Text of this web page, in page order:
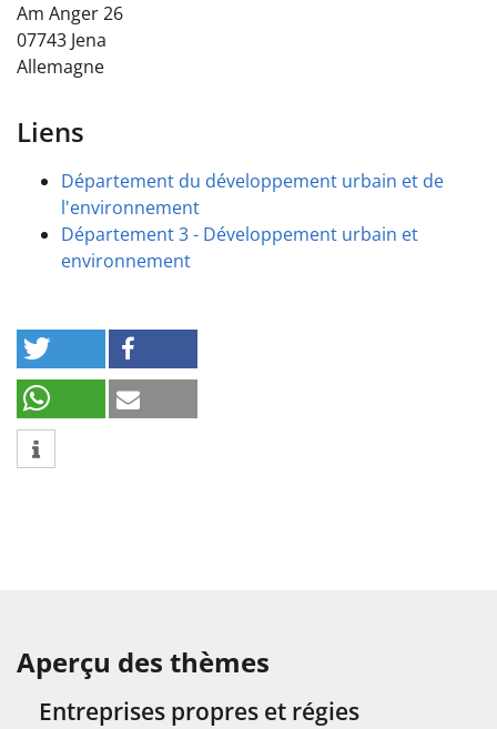
Am Anger 26
07743 Jena
Allemagne
Liens
Département du développement urbain et de
l'environnement
Département 3 - Développement urbain et
environnement
Aperçu des thèmes
Entreprises propres et régies